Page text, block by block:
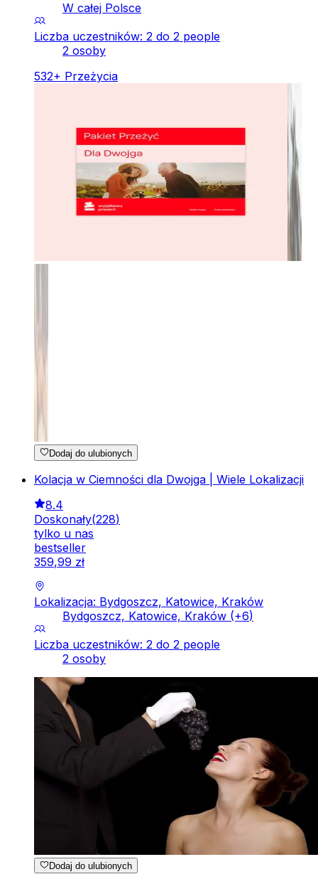
W całej Polsce
Liczba uczestników: 2 do 2 people
2 osoby
532+ Przeżycia
Dodaj do ulubionych
Kolacja w Ciemności dla Dwojga | Wiele Lokalizacji
8.4
Doskonały(228)
tylko u nas
bestseller
359,99 zł
Lokalizacja: Bydgoszcz, Katowice, Kraków
Bydgoszcz, Katowice, Kraków (+6)
Liczba uczestników: 2 do 2 people
2 osoby
Dodaj do ulubionych